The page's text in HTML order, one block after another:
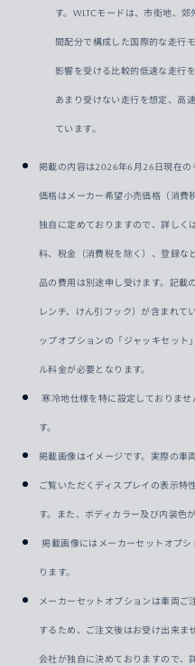
す。WLTCモードは、市街地、
間配分で構成した国際的な走行
影響を受ける比較的低速な走行
あまり受けない走行を想定、高
ています。
掲載の内容は2026年6月26日現在の
価格はメーカー希望小売価格（消費
独自に定めておりますので、詳しく
料、税金（消費税を除く）、登録な
品の費用は別途申し受けます。記載
レンチ、けん引フック）が含まれて
ップオプションの「ジャッキセット
ル料金が必要となります。
寒冷地仕様を特に設定しておりま
す。
掲載画像はイメージです。実際の車
ご覧いただくディスプレイの表示特
す。また、ボディカラー及び内装色
掲載画像にはメーカーセットオプ
ります。
メーカーセットオプションは車両ご
するため、ご注文後はお受け出来ま
会社が独自に決めておりますので、